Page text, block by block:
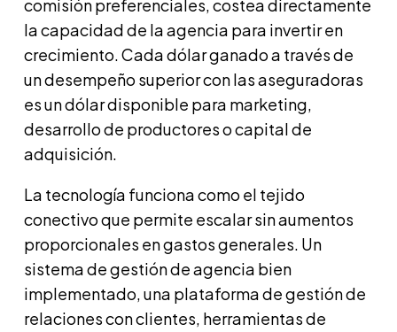
comisión preferenciales, costea directamente
la capacidad de la agencia para invertir en
crecimiento. Cada dólar ganado a través de
un desempeño superior con las aseguradoras
es un dólar disponible para marketing,
desarrollo de productores o capital de
adquisición.
La tecnología funciona como el tejido
conectivo que permite escalar sin aumentos
proporcionales en gastos generales. Un
sistema de gestión de agencia bien
implementado, una plataforma de gestión de
relaciones con clientes, herramientas de